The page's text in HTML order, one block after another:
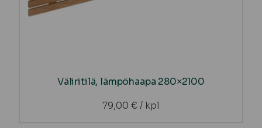
Väliritilä, lämpöhaapa 280×2100
79,00 € / kpl